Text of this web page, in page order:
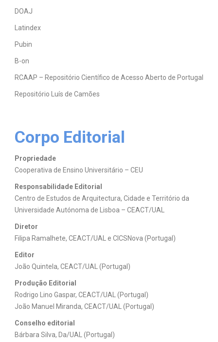
DOAJ
Latindex
Pubin
B-on
RCAAP – Repositório Científico de Acesso Aberto de Portugal
Repositório Luís de Camões
Corpo Editorial
Propriedade
Cooperativa de Ensino Universitário – CEU
Responsabilidade Editorial
Centro de Estudos de Arquitectura, Cidade e Território da
Universidade Autónoma de Lisboa – CEACT/UAL
Diretor
Filipa Ramalhete, CEACT/UAL e CICSNova (Portugal)
Editor
João Quintela, CEACT/UAL (Portugal)
Produção Editorial
Rodrigo Lino Gaspar, CEACT/UAL (Portugal)
João Manuel Miranda, CEACT/UAL (Portugal)
Conselho editorial
Bárbara Silva, Da/UAL (Portugal)